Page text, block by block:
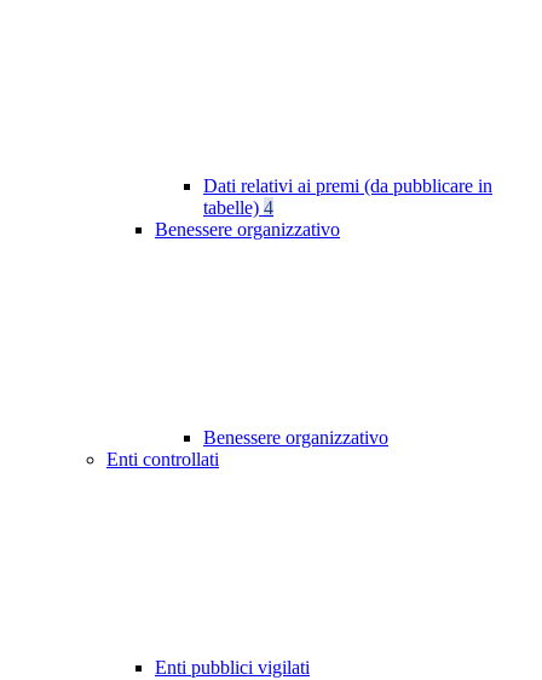
Dati relativi ai premi (da pubblicare in
tabelle) 4
Benessere organizzativo
Benessere organizzativo
Enti controllati
Enti pubblici vigilati